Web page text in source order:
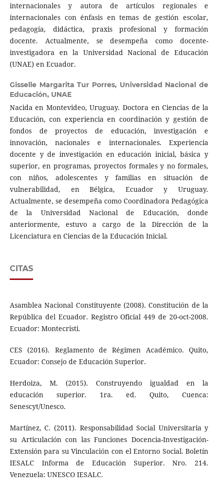
internacionales y autora de artículos regionales e
internacionales con énfasis en temas de gestión escolar,
pedagogía, didáctica, praxis profesional y formación
docente. Actualmente, se desempeña como docente-
investigadora en la Universidad Nacional de Educación
(UNAE) en Ecuador.
Gisselle Margarita Tur Porres, Universidad Nacional de
Educación, UNAE
Nacida en Montevideo, Uruguay. Doctora en Ciencias de la
Educación, con experiencia en coordinación y gestión de
fondos de proyectos de educación, investigación e
innovación, nacionales e internacionales. Experiencia
docente y de investigación en educación inicial, básica y
superior, en programas, proyectos formales y no formales,
con niños, adolescentes y familias en situación de
vulnerabilidad, en Bélgica, Ecuador y Uruguay.
Actualmente, se desempeña como Coordinadora Pedagógica
de la Universidad Nacional de Educación, donde
anteriormente, estuvo a cargo de la Dirección de la
Licenciatura en Ciencias de la Educación Inicial.
CITAS
Asamblea Nacional Constituyente (2008). Constitución de la
República del Ecuador. Registro Oficial 449 de 20-oct-2008.
Ecuador: Montecristi.
CES (2016). Reglamento de Régimen Académico. Quito,
Ecuador: Consejo de Educación Superior.
Herdoiza, M. (2015). Construyendo igualdad en la
educación superior. 1ra. ed. Quito, Cuenca:
Senescyt/Unesco.
Martínez, C. (2011). Responsabilidad Social Universitaria y
su Articulación con las Funciones Docencia-Investigación-
Extensión para su Vinculación con el Entorno Social. Boletín
IESALC Informa de Educación Superior. Nro. 214.
Venezuela: UNESCO IESALC.